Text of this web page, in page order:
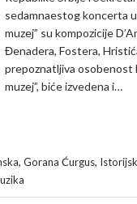
sedamnaestog koncerta
muzej” su kompozicije
Đenadera, Fostera,
prepoznatljiva osobenost
muzej”, biće izvedena i…
, Gorana Ćurgus,